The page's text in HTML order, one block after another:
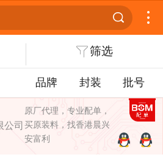
筛选
品牌 封装 批号
公司
原厂代理，专业配单，
买原装料，找香港晨兴
安富利